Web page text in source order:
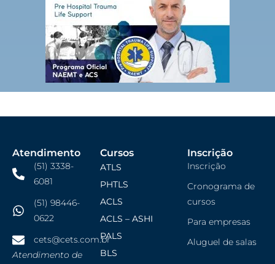
Atendimento
(51) 3338-
6081
(51) 98446-
0622
cets@cets.com.br
Atendimento de
Cursos
ATLS
PHTLS
ACLS
ACLS – ASHI
PALS
BLS
Inscrição
Inscrição
Cronograma de
cursos
Para empresas
Aluguel de salas